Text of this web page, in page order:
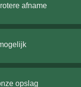
afname
opslag